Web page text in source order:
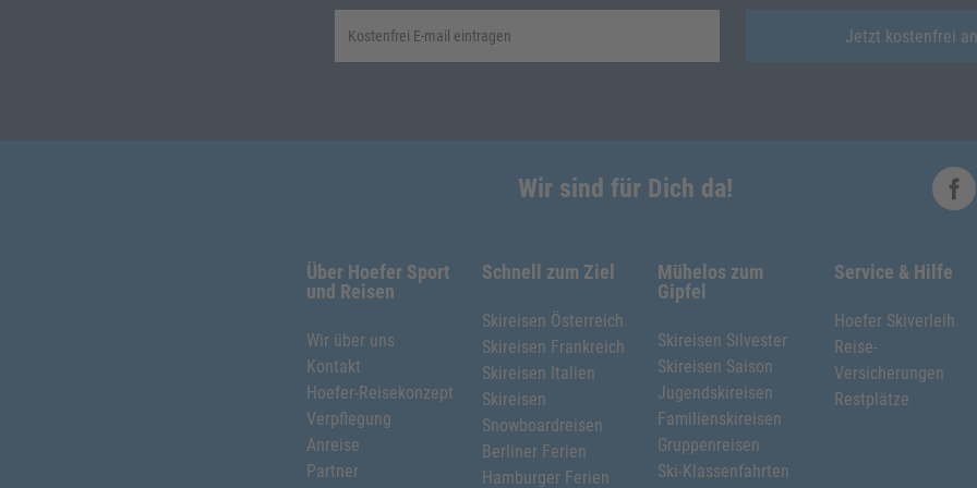
Jetzt kostenfrei
Wir sind für Dich da!
Über Hoefer Sport
und Reisen
Wir über uns
Kontakt
Hoefer-Reisekonzept
Verpflegung
Anreise
Partner
Schnell zum Ziel
Skireisen Österreich
Skireisen Frankreich
Skireisen Italien
Skireisen
Snowboardreisen
Berliner Ferien
Hamburger Ferien
Mühelos zum
Gipfel
Skireisen Silvester
Skireisen Saison
Jugendskireisen
Familienskireisen
Gruppenreisen
Ski-Klassenfahrten
Service & Hilfe
Hoefer Skiverleih
Reise-
Versicherungen
Restplätze